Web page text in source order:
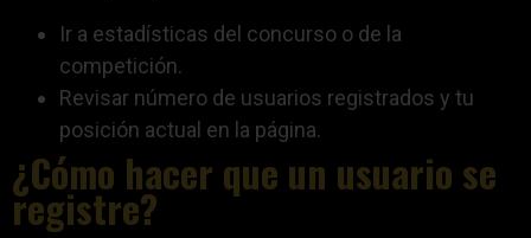
Ir a estadísticas del concurso o de la
competición.
Revisar número de usuarios registrados y tu
posición actual en la página.
¿Cómo hacer que un usuario se
registre?